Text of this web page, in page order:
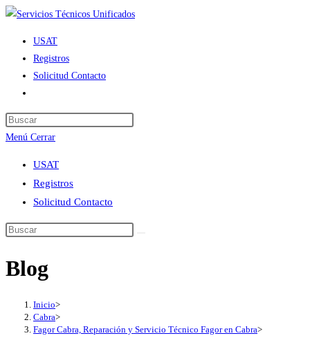
Ir
contenido
USAT
Registros
Solicitud Contacto
de
la
web
Menú Cerrar
USAT
Registros
Solicitud Contacto
Blog
Inicio>
Cabra>
Fagor Cabra, Reparación y Servicio Técnico Fagor en Cabra>